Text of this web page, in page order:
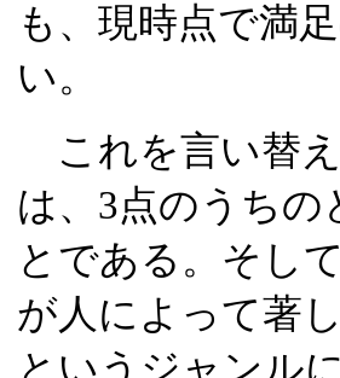
も、現時点で満
い。
これを言い替
は、3点のうち
とである。そし
が人によって著
というジャンル